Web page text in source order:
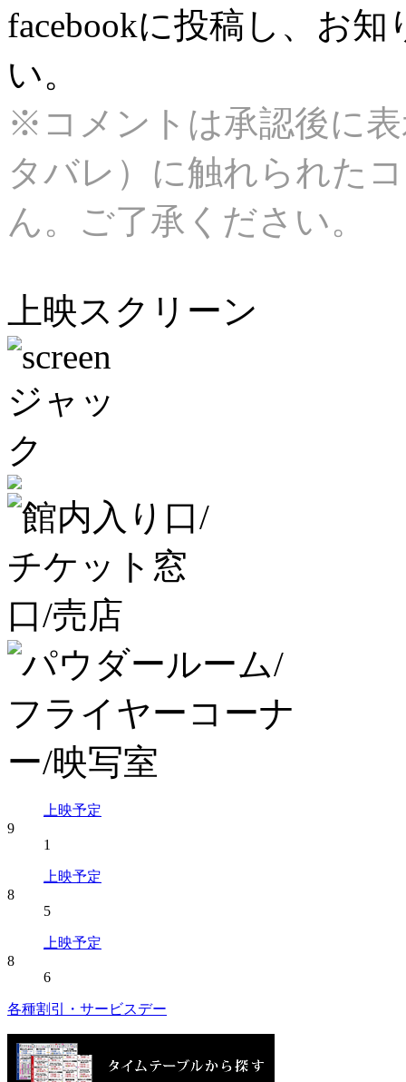
facebookに投稿し、お
い。
※コメントは承認後に
タバレ）に触れられた
ん。ご了承ください。
上映スクリーン
上映予定
9
1
上映予定
8
5
上映予定
8
6
各種割引・サービスデー